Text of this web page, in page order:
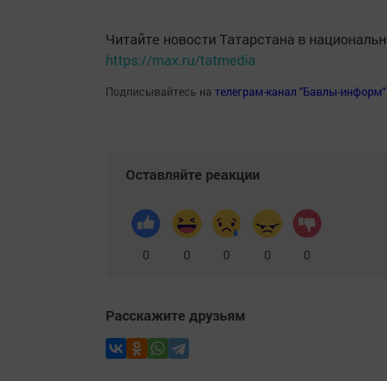
Читайте новости Татарстана в
https://max.ru/tatmedia
Подписывайтесь на телеграм-канал "Бавлы-информ"
Оставляйте реакции
0 0 0 0 0
Расскажите друзьям